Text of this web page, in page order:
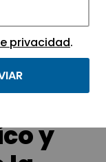
y
y
privacidad.